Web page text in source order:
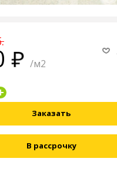
/м2
Заказать
В рассрочку